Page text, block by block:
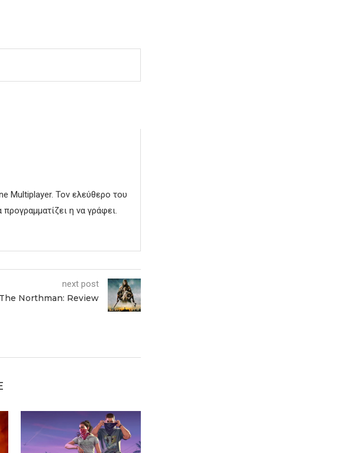
Multiplayer. Τον ελεύθερο του
η να γράφει.
next post
The Northman: Review